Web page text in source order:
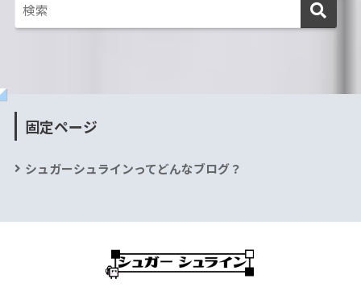
固定ページ
シュガーシュラインってどんなブログ？